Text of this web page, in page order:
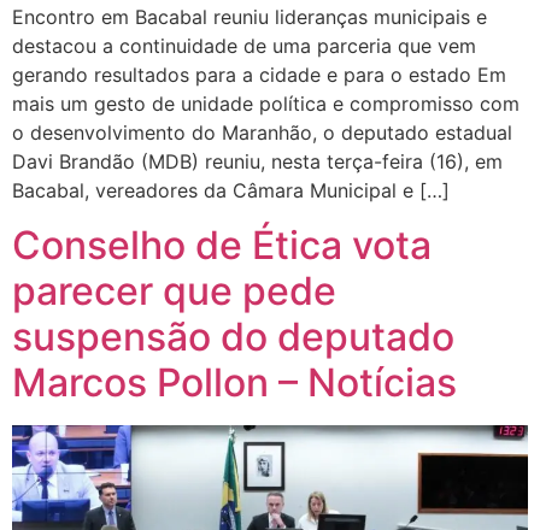
Encontro em Bacabal reuniu lideranças municipais e
destacou a continuidade de uma parceria que vem
gerando resultados para a cidade e para o estado Em
mais um gesto de unidade política e compromisso com
o desenvolvimento do Maranhão, o deputado estadual
Davi Brandão (MDB) reuniu, nesta terça-feira (16), em
Bacabal, vereadores da Câmara Municipal e […]
Conselho de Ética vota
parecer que pede
suspensão do deputado
Marcos Pollon – Notícias